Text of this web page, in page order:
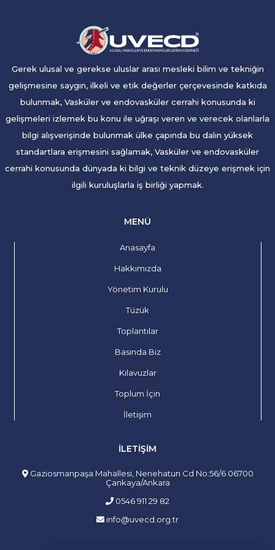
Gerek ulusal ve gerekse uluslar arası mesleki bilim ve tekniğin
gelişmesine saygın, ilkeli ve etik değerler çerçevesinde katkıda
bulunmak, Vasküler ve endovasküler cerrahi konusunda ki
gelişmeleri izlemek bu konu ile uğraşı veren ve verecek olanlarla
bilgi alışverişinde bulunmak ülke çapında bu dalın yüksek
standartlara erişmesini sağlamak, Vasküler ve endovasküler
cerrahi konusunda dünyada ki bilgi ve teknik düzeye erişmek için
ilgili kuruluşlarla iş birliği yapmak.
MENÜ
Anasayfa
Hakkımızda
Yönetim Kurulu
Tüzük
Toplantılar
Basında Biz
Kılavuzlar
Toplum İçin
İletişim
İLETIŞIM
Gaziosmanpaşa Mahallesi, Nenehatun Cd No:56/6 06700
Çankaya/Ankara
0546 911 29 82
info@uvecd.org.tr